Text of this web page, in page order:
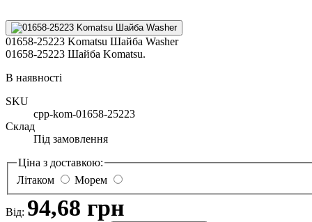
01658-25223 Komatsu Шайба Washer
01658-25223 Шайба Komatsu.
В наявності
SKU
cpp-kom-01658-25223
Склад
Під замовлення
Ціна з доставкою:
Літаком
Морем
Від: 94,68 грн